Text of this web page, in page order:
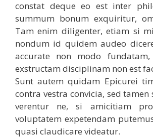
constat deque eo est inter
summum bonum exquiritur,
Tam enim diligenter, etiam si
nondum id quidem audeo
accurate non modo
exstructam disciplinam non est
Sunt autem quidam Epicurei
contra vestra convicia, sed
verentur ne, si amicitiam
voluptatem expetendam
quasi claudicare videatur.